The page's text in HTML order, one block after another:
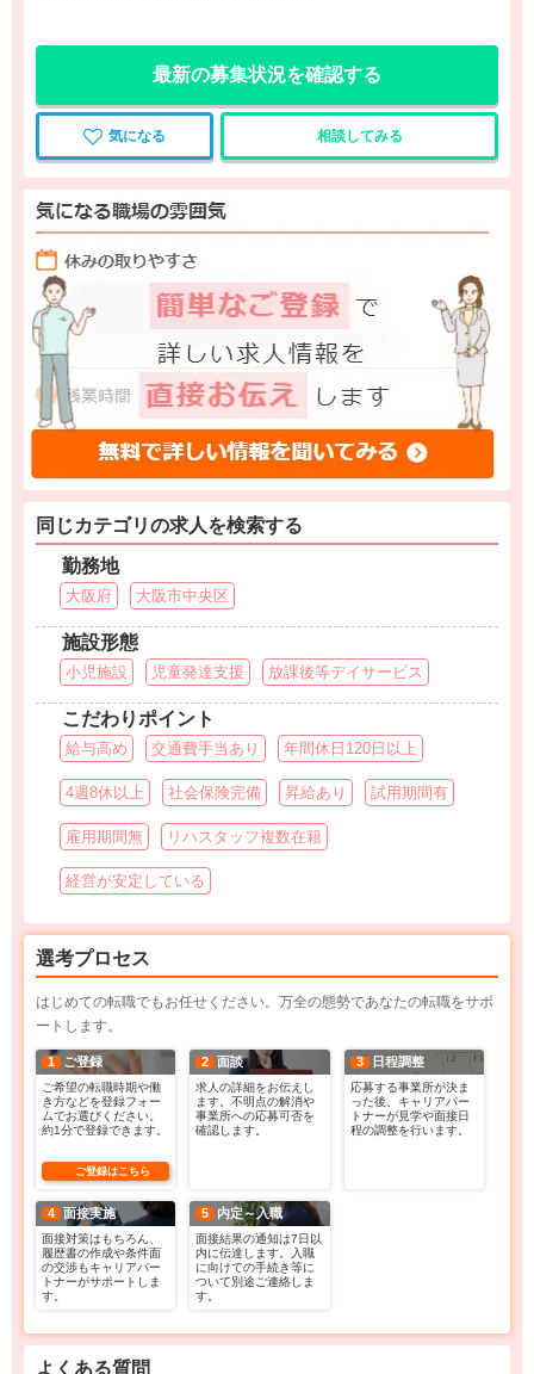
最新の募集状況を確認する
気になる 相談してみる
同じカテゴリの求人を検索する
勤務地
大阪府 大阪市中央区
施設形態
小児施設 児童発達支援 放課後等デイサービス
こだわりポイント
給与高め 交通費手当あり 年間休日120日以上
4週8休以上 社会保険完備 昇給あり 試用期間有
雇用期間無 リハスタッフ複数在籍
経営が安定している
選考プロセス
はじめての転職でもお任せください。万全の態勢であなたの転職をサポ
ートします。
1 ご登録
ご希望の転職時期や働
き方などを登録フォー
ムでお選びください。
約1分で登録できます。
ご登録はこちら
2 面談
求人の詳細をお伝えし
ます。不明点の解消や
事業所への応募可否を
確認します。
3 日程調整
応募する事業所が決ま
った後、キャリアパー
トナーが見学や面接日
程の調整を行います。
4 面接実施
面接対策はもちろん、
履歴書の作成や条件面
の交渉もキャリアパー
トナーがサポートしま
す。
5 内定～入職
面接結果の通知は7日以
内に伝達します。入職
に向けての手続き等に
ついて別途ご連絡しま
す。
よくある質問